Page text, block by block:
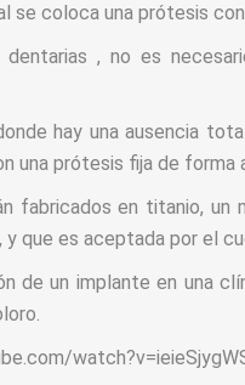
se coloca una prótesis
dentarias , no es
hay una ausencia
una prótesis fija de
fabricados en titanio, un
que es aceptada por el
de un implante en una